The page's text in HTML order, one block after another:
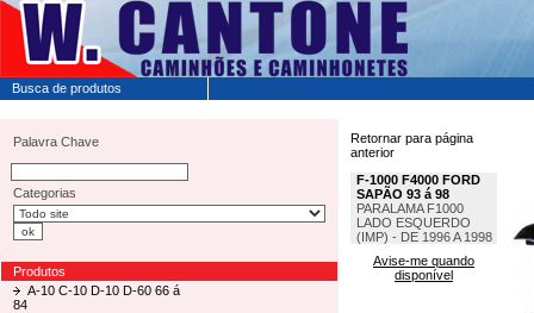
Busca de produtos
Palavra Chave
Categorias
Produtos
A-10 C-10 D-10 D-60 66 á
84
Retornar para página
anterior
F-1000 F4000 FORD
SAPÃO 93 á 98
PARALAMA F1000
LADO ESQUERDO
(IMP) - DE 1996 A 1998
Avise-me quando
disponível